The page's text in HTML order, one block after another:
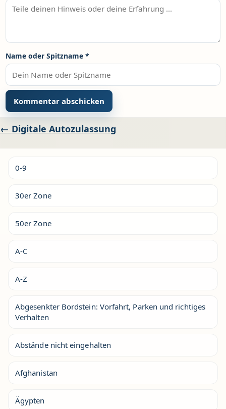
Name oder Spitzname *
Beitragsnavigation
← Digitale Autozulassung
0-9
30er Zone
50er Zone
A-C
A-Z
Abgesenkter Bordstein: Vorfahrt, Parken und richtiges
Verhalten
Abstände nicht eingehalten
Afghanistan
Ägypten